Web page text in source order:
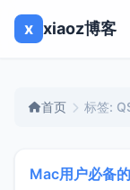
x xiaoz博客
首页 标签: